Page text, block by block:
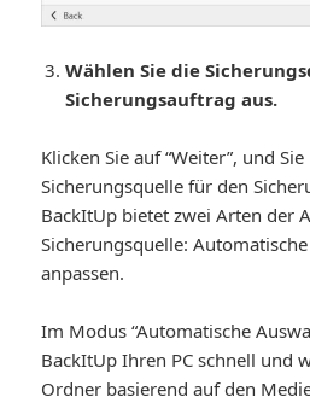
Wählen Sie die
Sicherungsauftrag aus.
Klicken Sie auf “Weiter”, und
Sicherungsquelle für den
BackItUp bietet zwei Arten der
Sicherungsquelle:
anpassen.
Im Modus “Automatische
BackItUp Ihren PC schnell und
Ordner basierend auf den